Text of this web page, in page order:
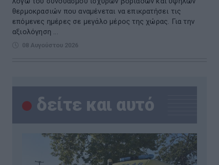
θερμοκρασιών που αναμένεται να επικρατήσει τις
επόμενες ημέρες σε μεγάλο μέρος της χώρας. Για την
αξιολόγηση ...
08 Αυγούστου 2026
δείτε και αυτό